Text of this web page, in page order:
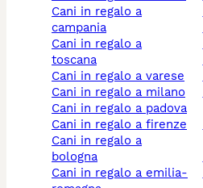
cani in regalo a
campania
cani in regalo a
toscana
cani in regalo a varese
cani in regalo a milano
cani in regalo a padova
cani in regalo a firenze
cani in regalo a
bologna
cani in regalo a emilia-